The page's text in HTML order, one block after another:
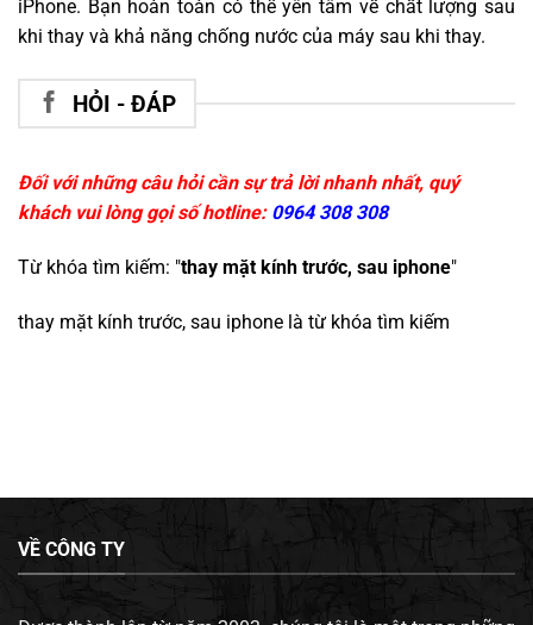
iPhone. Bạn hoàn toàn có thể yên tâm về chất lượng sau
khi thay và khả năng chống nước của máy sau khi thay.
HỎI - ĐÁP
Đối với những câu hỏi cần sự trả lời nhanh nhất, quý
khách vui lòng gọi số hotline: 0964 308 308
Từ khóa tìm kiếm: "thay mặt kính trước, sau iphone"
thay mặt kính trước, sau iphone là từ khóa tìm kiếm
VỀ CÔNG TY